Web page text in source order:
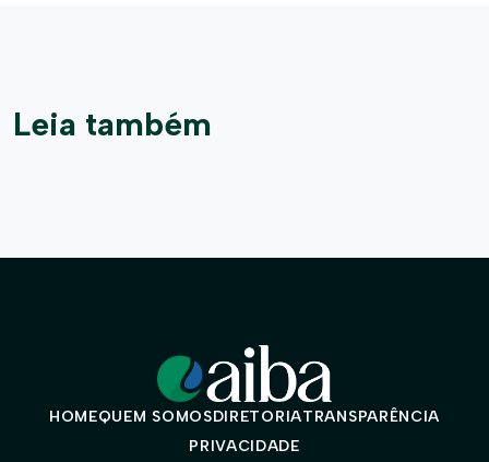
Leia também
HOMEQUEM SOMOSDIRETORIATRANSPARÊNCIA
PRIVACIDADE